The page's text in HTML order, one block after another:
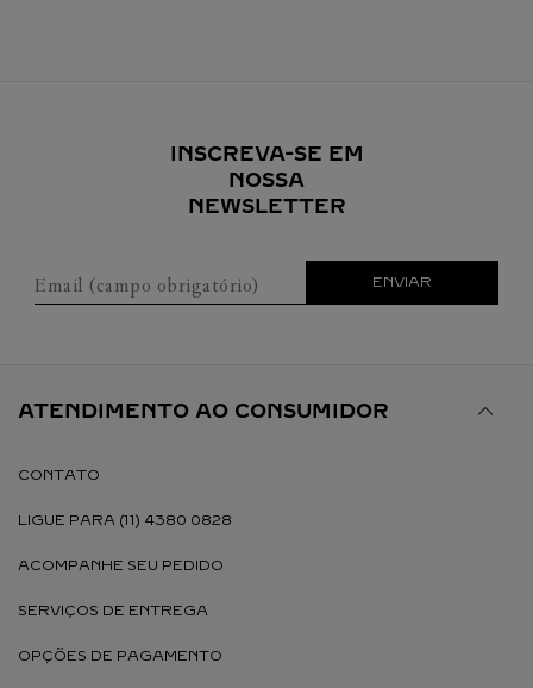
INSCREVA-SE EM
NOSSA
NEWSLETTER
Email (campo obrigatório) ENVIAR
ATENDIMENTO AO CONSUMIDOR
CONTATO
LIGUE PARA (11) 4380 0828
ACOMPANHE SEU PEDIDO
SERVIÇOS DE ENTREGA
OPÇÕES DE PAGAMENTO